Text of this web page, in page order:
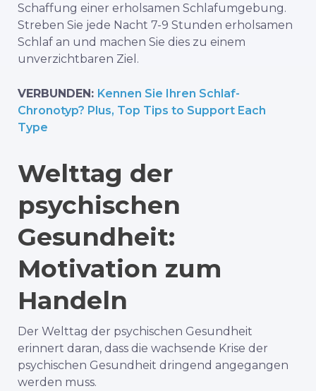
Schaffung einer erholsamen Schlafumgebung.
Streben Sie jede Nacht 7-9 Stunden erholsamen
Schlaf an und machen Sie dies zu einem
unverzichtbaren Ziel.
VERBUNDEN: Kennen Sie Ihren Schlaf-
Chronotyp? Plus, Top Tips to Support Each
Type
Welttag der
psychischen
Gesundheit:
Motivation zum
Handeln
Der Welttag der psychischen Gesundheit
erinnert daran, dass die wachsende Krise der
psychischen Gesundheit dringend angegangen
werden muss.